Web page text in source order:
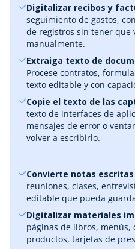
Digitalizar recibos y
seguimiento de gastos,
de registros sin tener que
manualmente.
Extraiga texto de
Procese contratos,
texto editable y con
Copie el texto de las
texto de interfaces de
mensajes de error o
volver a escribirlo.
Convierte notas escritas
reuniones, clases,
editable que pueda
Digitalizar materiales
páginas de libros, menús,
productos, tarjetas de